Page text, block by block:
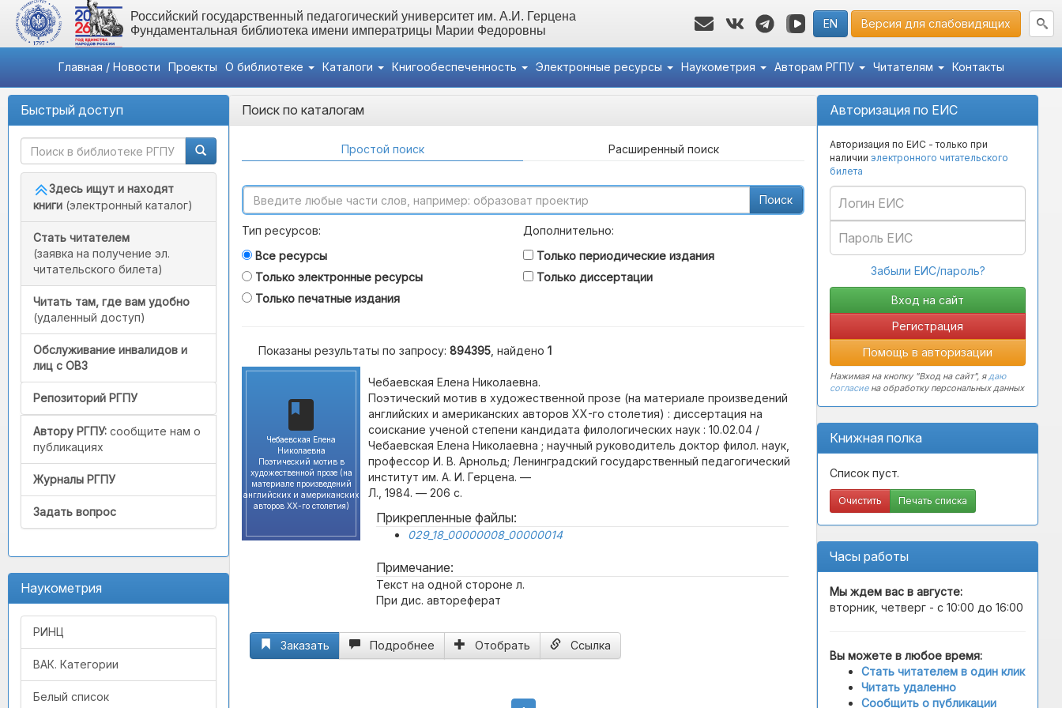
Российский государственный педагогический университет им. А.И. Герцена
Фундаментальная библиотека имени императрицы Марии Федоровны
EN Версия для слабовидящих
Главная / Новости Проекты О библиотеке Каталоги Книгообеспеченность Электронные ресурсы Наукометрия Авторам РГПУ Читателям Контакты
Быстрый доступ
Здесь ищут и находят
книги (электронный каталог)
Стать читателем
(заявка на получение эл.
читательского билета)
Читать там, где вам удобно
(удаленный доступ)
Обслуживание инвалидов и
лиц с ОВЗ
Репозиторий РГПУ
Автору РГПУ: сообщите нам о
публикациях
Журналы РГПУ
Задать вопрос
Наукометрия
РИНЦ
ВАК. Категории
Белый список
Авторизация по ЕИС
Авторизация по ЕИС - только при
наличии электронного читательского
билета
Забыли ЕИС/пароль?
Регистрация
Помощь в авторизации
Нажимая на кнопку "Вход на сайт", ядаю
согласиена обработку персональных данных
Книжная полка
Список пуст.
Очистить Печать списка
Часы работы
Мы ждем вас в августе:
вторник, четверг - с 10:00 до 16:00
Вы можете в любое время:
Стать читателем в один клик
Читать удаленно
Сообщить о публикации
Поиск по каталогам
Простой поиск Расширенный поиск
Поиск
Тип ресурсов:
Все ресурсы
Только электронные ресурсы
Только печатные издания
Дополнительно:
Только периодические издания
Только диссертации
Показаны результаты по запросу: 894395 , найдено 1
Чебаевская Елена
Николаевна
Поэтический мотив в
художественной прозе (на
материале произведений
английских и американских
авторов XX-го столетия)
Чебаевская Елена Николаевна.
Поэтический мотив в художественной прозе (на материале произведений
английских и американских авторов XX-го столетия) : диссертация на
соискание ученой степени кандидата филологических наук : 10.02.04 /
Чебаевская Елена Николаевна ; научный руководитель доктор филол. наук,
профессор И. В. Арнольд; Ленинградский государственный педагогический
институт им. А. И. Герцена. —
Л., 1984. — 206 с.
Прикрепленные файлы:
029_18_00000008_00000014
Примечание:
Текст на одной стороне л.
При дис. автореферат
Заказать Подробнее Отобрать Ссылка